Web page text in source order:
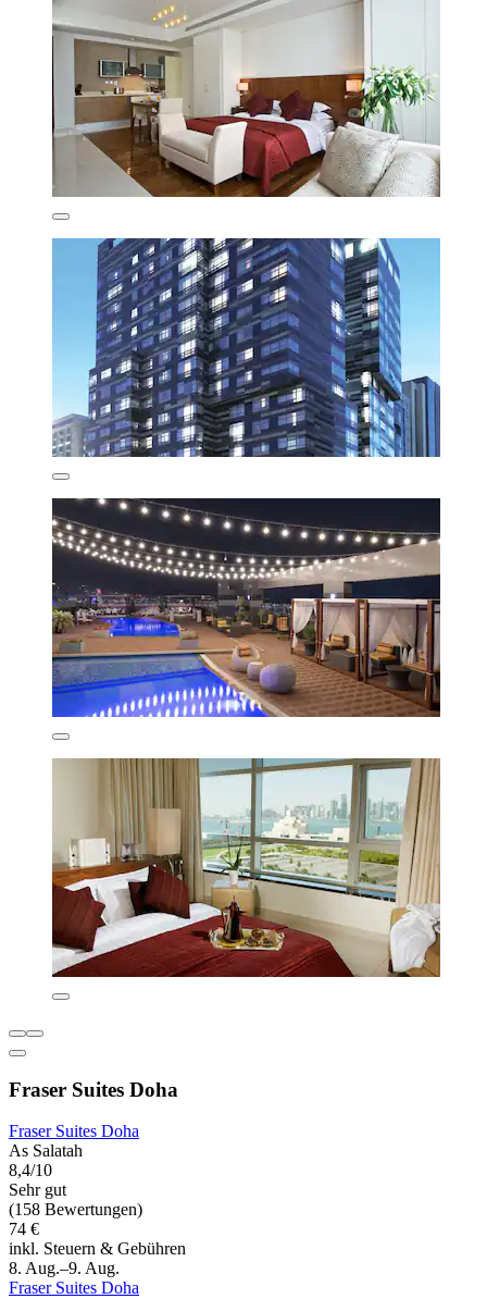
Fraser Suites Doha
Fraser Suites Doha
As Salatah
8,4/10
Sehr gut
(158 Bewertungen)
74 €
inkl. Steuern & Gebühren
8. Aug.–9. Aug.
Fraser Suites Doha